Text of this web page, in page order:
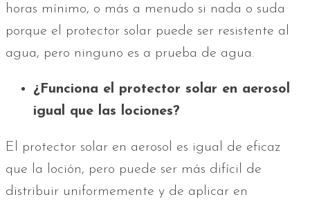
horas mínimo, o más a menudo si nada o suda
porque el protector solar puede ser resistente al
agua, pero ninguno es a prueba de agua.
¿Funciona el protector solar en aerosol
igual que las lociones?
El protector solar en aerosol es igual de eficaz
que la loción, pero puede ser más difícil de
distribuir uniformemente y de aplicar en